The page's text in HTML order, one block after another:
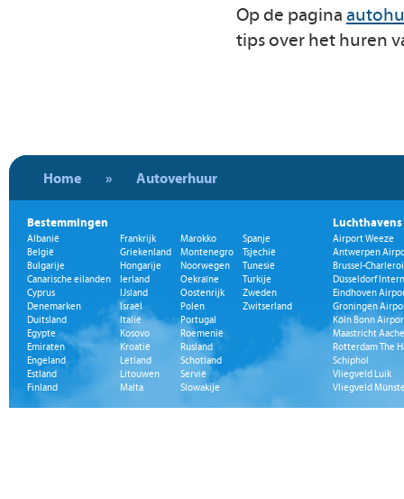
Op de pagina
tips over het huren
Home » Autoverhuur
Bestemmingen
Albanië
België
Bulgarije
Canarische eilanden
Cyprus
Denemarken
Duitsland
Egypte
Emiraten
Engeland
Estland
Finland
Frankrijk
Griekenland
Hongarije
Ierland
IJsland
Israël
Italië
Kosovo
Kroatië
Letland
Litouwen
Malta
Marokko
Montenegro
Noorwegen
Oekraïne
Oostenrijk
Polen
Portugal
Roemenië
Rusland
Schotland
Servië
Slowakije
Spanje
Tsjechië
Tunesië
Turkije
Zweden
Zwitserland
Luchthavens
Airport Weeze
Antwerpen
Brussel-
Düsseldorf
Eindhoven
Groningen
Köln Bonn
Maastricht
Rotterdam The
Schiphol
Vliegveld Luik
Vliegveld